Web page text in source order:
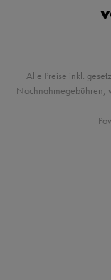
Alle Preise inkl.
Nachnahmegebühren,